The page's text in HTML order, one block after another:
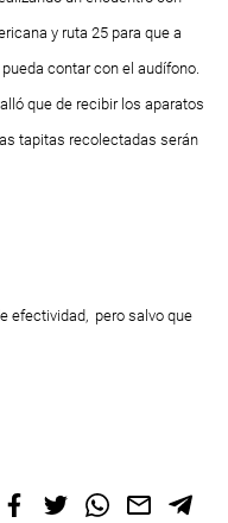
y ruta 25 para que a
contar con el audífono.
que de recibir los aparatos
tapitas recolectadas serán
efectividad, pero salvo que